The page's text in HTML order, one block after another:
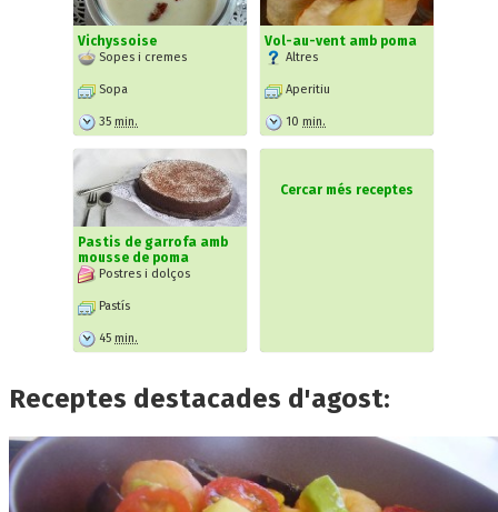
Vichyssoise
Sopes i cremes
Sopa
35 min.
Vol-au-vent amb poma
Altres
Aperitiu
10 min.
Pastis de garrofa amb
mousse de poma
Postres i dolços
Pastís
45 min.
Cercar més receptes
Receptes destacades d'agost: